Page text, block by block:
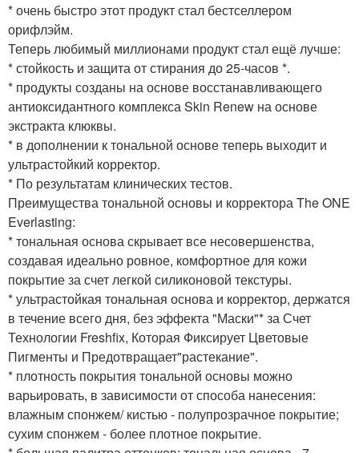
* очень быстро этот продукт стал бестселлером
орифлэйм.
Теперь любимый миллионами продукт стал ещё лучше:
* стойкость и защита от стирания до 25-часов *.
* продукты созданы на основе восстанавливающего
антиоксидантного комплекса Skin Renew на основе
экстракта клюквы.
* в дополнении к тональной основе теперь выходит и
ультрастойкий корректор.
* По результатам клинических тестов.
Преимущества тональной основы и корректора The ONE
Everlasting:
* тональная основа скрывает все несовершенства,
создавая идеально ровное, комфортное для кожи
покрытие за счет легкой силиконовой текстуры.
* ультрастойкая тональная основа и корректор, держатся
в течение всего дня, без эффекта "Маски"* за Счет
Технологии Freshfix, Которая Фиксирует Цветовые
Пигменты и Предотвращает"растекание".
* плотность покрытия тональной основы можно
варьировать, в зависимости от способа нанесения:
влажным спонжем/ кистью - полупрозрачное покрытие;
сухим спонжем - более плотное покрытие.